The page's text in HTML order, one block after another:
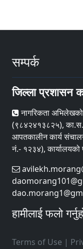
सम्पर्क
जिल्ला प्रशासन
नागरिकता
(९८४२४१३८२५),
आपतकालीन कार्य
नं.- १२३४),
हामीलाई फलो
Terms of Use |